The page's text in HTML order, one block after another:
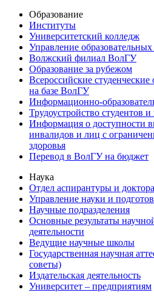
Образование
Институты
Университетский колледж
Управление
Волжский филиал ВолГУ
Образование за рубежом
Всероссийские
на базе ВолГУ
Информационно-
Трудоустройство студентов
Информация о доступности
инвалидов и лиц с
здоровья
Перевод в ВолГУ на бюджет
Наука
Отдел аспирантуры и
Управление науки и
Научные подразделения
Основные результаты
деятельности
Ведущие научные школы
Государственная научная
советы)
Издательская деятельность
Университет – предприятиям